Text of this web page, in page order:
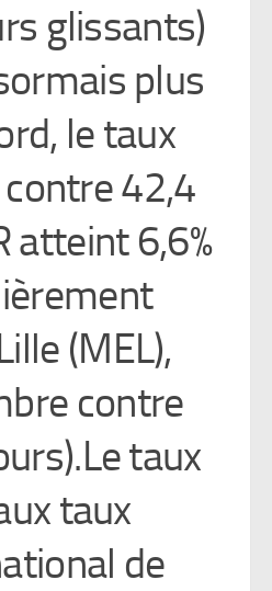
glissants)
plus
le taux
42,4
atteint 6,6%
(MEL),
contre
taux
taux
de